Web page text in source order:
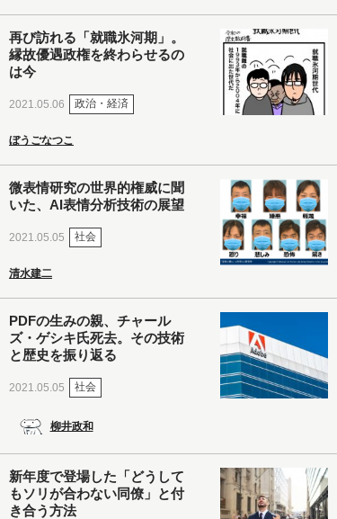
再び訪れる「就職氷河期」。
縁故優遇政権を終わらせるの
は今
2021.05.06 政治・経済
ぼうごなつこ
微表情研究の世界的権威に聞
いた、AI表情分析技術の展望
2021.05.05 社会
清水建二
PDFの生みの親、チャール
ズ・ゲシキ氏死去。その技術
と歴史を振り返る
2021.05.05 社会
柳井政和
新年度で登場した「どうして
もソリが合わない同僚」と付
き合う方法